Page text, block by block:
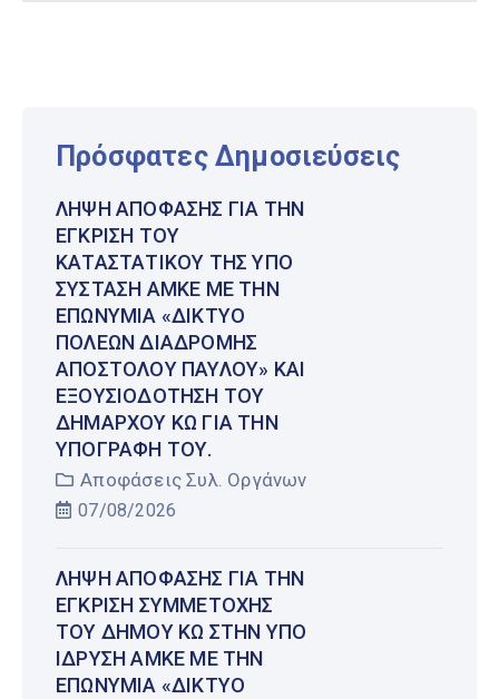
Πρόσφατες Δημοσιεύσεις
ΛΉΨΗ ΑΠΌΦΑΣΗΣ ΓΙΑ ΤΗΝ
ΈΓΚΡΙΣΗ ΤΟΥ
ΚΑΤΑΣΤΑΤΙΚΟΎ ΤΗΣ ΥΠΌ
ΣΎΣΤΑΣΗ ΑΜΚΕ ΜΕ ΤΗΝ
ΕΠΩΝΥΜΊΑ «ΔΊΚΤΥΟ
ΠΌΛΕΩΝ ΔΙΑΔΡΟΜΉΣ
ΑΠΟΣΤΌΛΟΥ ΠΑΎΛΟΥ» ΚΑΙ
ΕΞΟΥΣΙΟΔΌΤΗΣΗ ΤΟΥ
ΔΗΜΆΡΧΟΥ ΚΩ ΓΙΑ ΤΗΝ
ΥΠΟΓΡΑΦΉ ΤΟΥ.
Αποφάσεις Συλ. Οργάνων
07/08/2026
ΛΉΨΗ ΑΠΌΦΑΣΗΣ ΓΙΑ ΤΗΝ
ΈΓΚΡΙΣΗ ΣΥΜΜΕΤΟΧΉΣ
ΤΟΥ ΔΉΜΟΥ ΚΩ ΣΤΗΝ ΥΠΌ
ΊΔΡΥΣΗ ΑΜΚΕ ΜΕ ΤΗΝ
ΕΠΩΝΥΜΊΑ «ΔΊΚΤΥΟ